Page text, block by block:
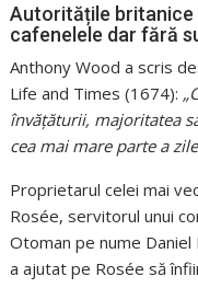
Autoritățile britanice
cafenelele dar fără
Anthony Wood a scris
Life and Times (1674):
învățăturii, majoritatea
cea mai mare parte a
Proprietarul celei mai
Rosée, servitorul unui
Otoman pe nume
a ajutat ​​pe Rosée să